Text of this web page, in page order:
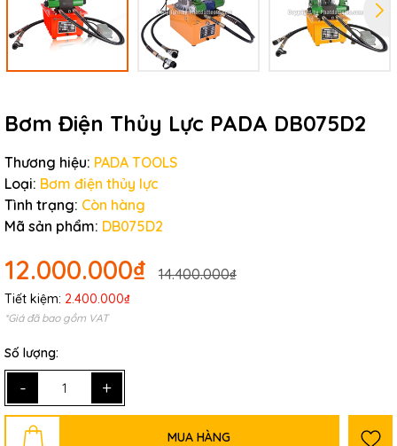
Bơm Điện Thủy Lực PADA DB075D2
Thương hiệu: PADA TOOLS
Loại: Bơm điện thủy lực
Tình trạng: Còn hàng
Mã sản phẩm: DB075D2
12.000.000₫ 14.400.000₫
Tiết kiệm: 2.400.000₫
*Giá đã bao gồm VAT
Số lượng:
- +
MUA HÀNG